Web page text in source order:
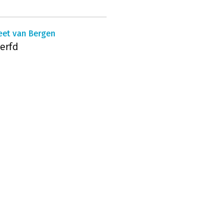
van Bergen